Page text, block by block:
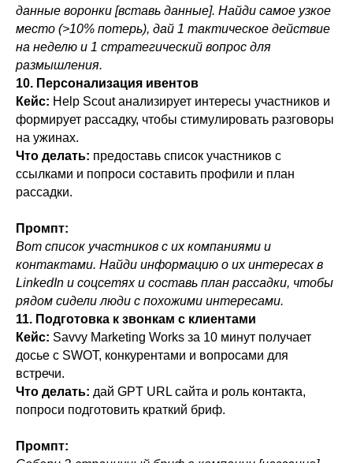
данные воронки [вставь данные]. Найди самое узкое
место (>10% потерь), дай 1 тактическое действие
на неделю и 1 стратегический вопрос для
размышления.
10. Персонализация ивентов
Кейс: Help Scout анализирует интересы участников и
формирует рассадку, чтобы стимулировать разговоры
на ужинах.
Что делать: предоставь список участников с
ссылками и попроси составить профили и план
рассадки.
Промпт:
Вот список участников с их компаниями и
контактами. Найди информацию о их интересах в
LinkedIn и соцсетях и составь план рассадки, чтобы
рядом сидели люди с похожими интересами.
11. Подготовка к звонкам с клиентами
Кейс: Savvy Marketing Works за 10 минут получает
досье с SWOT, конкурентами и вопросами для
встречи.
Что делать: дай GPT URL сайта и роль контакта,
попроси подготовить краткий бриф.
Промпт: